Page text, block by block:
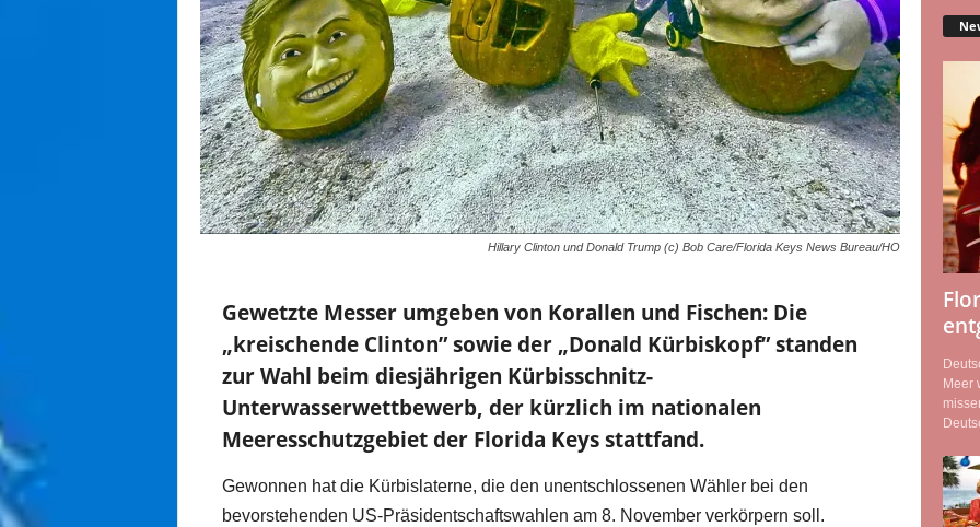
Hillary Clinton und Donald Trump (c) Bob Care/Florida Keys News Bureau/HO
Gewetzte Messer umgeben von Korallen und Fischen: Die
„kreischende Clinton” sowie der „Donald Kürbiskopf” standen
zur Wahl beim diesjährigen Kürbisschnitz-
Unterwasserwettbewerb, der kürzlich im nationalen
Meeresschutzgebiet der Florida Keys stattfand.
Gewonnen hat die Kürbislaterne, die den unentschlossenen Wähler bei den
bevorstehenden US-Präsidentschaftswahlen am 8. November verkörpern soll.
Meer